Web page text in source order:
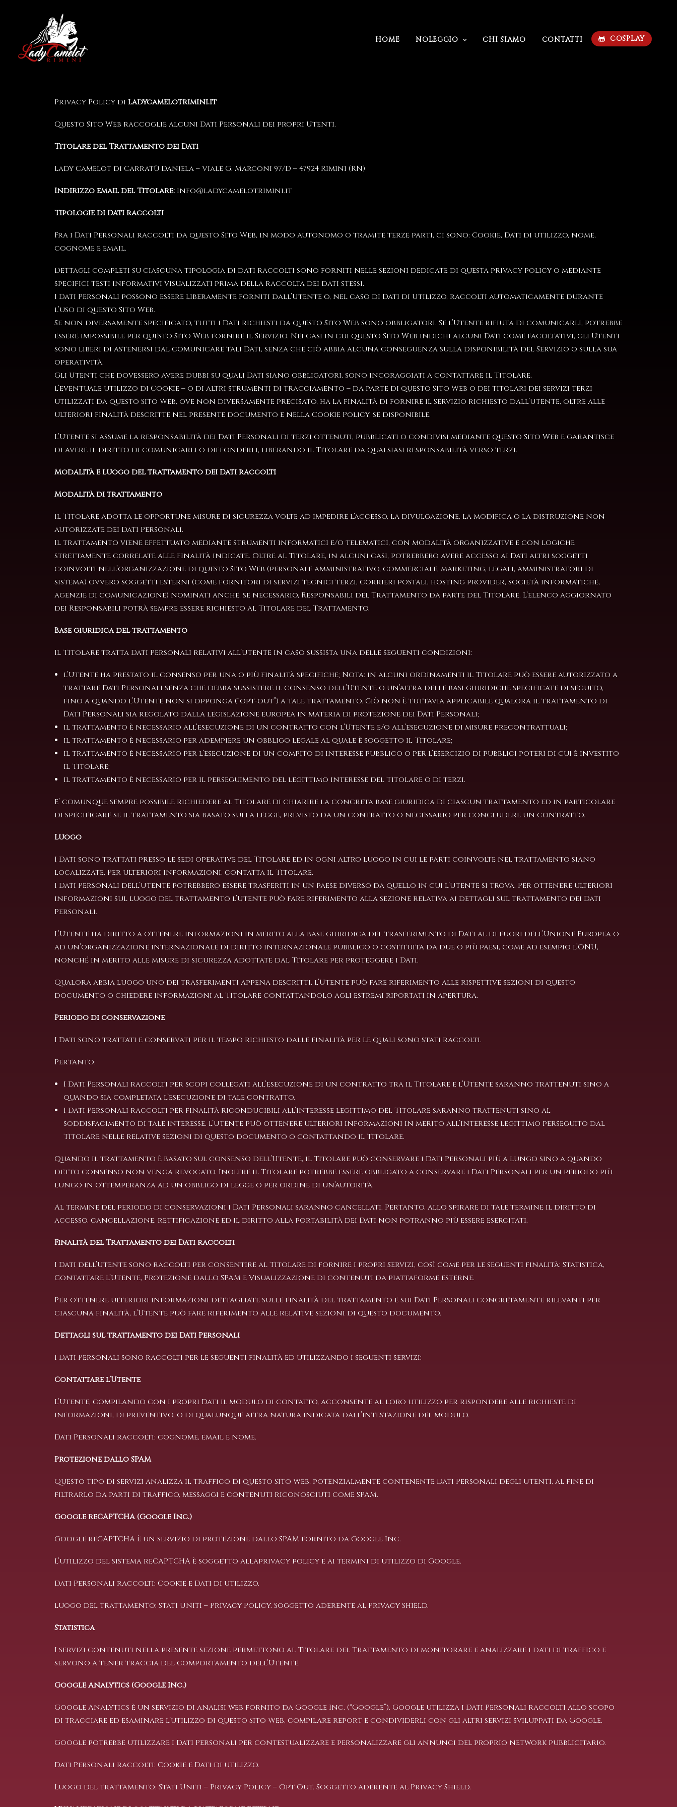
HOME NOLEGGIO CHI SIAMO CONTATTI COSPLAY
Privacy Policy di ladycamelotrimini.it
Questo Sito Web raccoglie alcuni Dati Personali dei propri Utenti.
Titolare del Trattamento dei Dati
Lady Camelot di Carratù Daniela – Viale G. Marconi 97/D – 47924 Rimini (RN)
Indirizzo email del Titolare: info@ladycamelotrimini.it
Tipologie di Dati raccolti
Fra i Dati Personali raccolti da questo Sito Web, in modo autonomo o tramite terze parti, ci sono: Cookie, Dati di utilizzo, nome,
cognome e email.
Dettagli completi su ciascuna tipologia di dati raccolti sono forniti nelle sezioni dedicate di questa privacy policy o mediante
specifici testi informativi visualizzati prima della raccolta dei dati stessi.
I Dati Personali possono essere liberamente forniti dall’Utente o, nel caso di Dati di Utilizzo, raccolti automaticamente durante
l’uso di questo Sito Web.
Se non diversamente specificato, tutti i Dati richiesti da questo Sito Web sono obbligatori. Se l’Utente rifiuta di comunicarli, potrebbe
essere impossibile per questo Sito Web fornire il Servizio. Nei casi in cui questo Sito Web indichi alcuni Dati come facoltativi, gli Utenti
sono liberi di astenersi dal comunicare tali Dati, senza che ciò abbia alcuna conseguenza sulla disponibilità del Servizio o sulla sua
operatività.
Gli Utenti che dovessero avere dubbi su quali Dati siano obbligatori, sono incoraggiati a contattare il Titolare.
L’eventuale utilizzo di Cookie – o di altri strumenti di tracciamento – da parte di questo Sito Web o dei titolari dei servizi terzi
utilizzati da questo Sito Web, ove non diversamente precisato, ha la finalità di fornire il Servizio richiesto dall’Utente, oltre alle
ulteriori finalità descritte nel presente documento e nella Cookie Policy, se disponibile.
L’Utente si assume la responsabilità dei Dati Personali di terzi ottenuti, pubblicati o condivisi mediante questo Sito Web e garantisce
di avere il diritto di comunicarli o diffonderli, liberando il Titolare da qualsiasi responsabilità verso terzi.
Modalità e luogo del trattamento dei Dati raccolti
Modalità di trattamento
Il Titolare adotta le opportune misure di sicurezza volte ad impedire l’accesso, la divulgazione, la modifica o la distruzione non
autorizzate dei Dati Personali.
Il trattamento viene effettuato mediante strumenti informatici e/o telematici, con modalità organizzative e con logiche
strettamente correlate alle finalità indicate. Oltre al Titolare, in alcuni casi, potrebbero avere accesso ai Dati altri soggetti
coinvolti nell’organizzazione di questo Sito Web (personale amministrativo, commerciale, marketing, legali, amministratori di
sistema) ovvero soggetti esterni (come fornitori di servizi tecnici terzi, corrieri postali, hosting provider, società informatiche,
agenzie di comunicazione) nominati anche, se necessario, Responsabili del Trattamento da parte del Titolare. L’elenco aggiornato
dei Responsabili potrà sempre essere richiesto al Titolare del Trattamento.
Base giuridica del trattamento
Il Titolare tratta Dati Personali relativi all’Utente in caso sussista una delle seguenti condizioni:
l’Utente ha prestato il consenso per una o più finalità specifiche; Nota: in alcuni ordinamenti il Titolare può essere autorizzato a
trattare Dati Personali senza che debba sussistere il consenso dell’Utente o un’altra delle basi giuridiche specificate di seguito,
fino a quando l’Utente non si opponga (“opt-out”) a tale trattamento. Ciò non è tuttavia applicabile qualora il trattamento di
Dati Personali sia regolato dalla legislazione europea in materia di protezione dei Dati Personali;
il trattamento è necessario all’esecuzione di un contratto con l’Utente e/o all’esecuzione di misure precontrattuali;
il trattamento è necessario per adempiere un obbligo legale al quale è soggetto il Titolare;
il trattamento è necessario per l’esecuzione di un compito di interesse pubblico o per l’esercizio di pubblici poteri di cui è investito
il Titolare;
il trattamento è necessario per il perseguimento del legittimo interesse del Titolare o di terzi.
E’ comunque sempre possibile richiedere al Titolare di chiarire la concreta base giuridica di ciascun trattamento ed in particolare
di specificare se il trattamento sia basato sulla legge, previsto da un contratto o necessario per concludere un contratto.
Luogo
I Dati sono trattati presso le sedi operative del Titolare ed in ogni altro luogo in cui le parti coinvolte nel trattamento siano
localizzate. Per ulteriori informazioni, contatta il Titolare.
I Dati Personali dell’Utente potrebbero essere trasferiti in un paese diverso da quello in cui l’Utente si trova. Per ottenere ulteriori
informazioni sul luogo del trattamento l’Utente può fare riferimento alla sezione relativa ai dettagli sul trattamento dei Dati
Personali.
L’Utente ha diritto a ottenere informazioni in merito alla base giuridica del trasferimento di Dati al di fuori dell’Unione Europea o
ad un’organizzazione internazionale di diritto internazionale pubblico o costituita da due o più paesi, come ad esempio l’ONU,
nonché in merito alle misure di sicurezza adottate dal Titolare per proteggere i Dati.
Qualora abbia luogo uno dei trasferimenti appena descritti, l’Utente può fare riferimento alle rispettive sezioni di questo
documento o chiedere informazioni al Titolare contattandolo agli estremi riportati in apertura.
Periodo di conservazione
I Dati sono trattati e conservati per il tempo richiesto dalle finalità per le quali sono stati raccolti.
Pertanto:
I Dati Personali raccolti per scopi collegati all’esecuzione di un contratto tra il Titolare e l’Utente saranno trattenuti sino a
quando sia completata l’esecuzione di tale contratto.
I Dati Personali raccolti per finalità riconducibili all’interesse legittimo del Titolare saranno trattenuti sino al
soddisfacimento di tale interesse. L’Utente può ottenere ulteriori informazioni in merito all’interesse legittimo perseguito dal
Titolare nelle relative sezioni di questo documento o contattando il Titolare.
Quando il trattamento è basato sul consenso dell’Utente, il Titolare può conservare i Dati Personali più a lungo sino a quando
detto consenso non venga revocato. Inoltre il Titolare potrebbe essere obbligato a conservare i Dati Personali per un periodo più
lungo in ottemperanza ad un obbligo di legge o per ordine di un’autorità.
Al termine del periodo di conservazioni i Dati Personali saranno cancellati. Pertanto, allo spirare di tale termine il diritto di
accesso, cancellazione, rettificazione ed il diritto alla portabilità dei Dati non potranno più essere esercitati.
Finalità del Trattamento dei Dati raccolti
I Dati dell’Utente sono raccolti per consentire al Titolare di fornire i propri Servizi, così come per le seguenti finalità: Statistica,
Contattare l’Utente, Protezione dallo SPAM e Visualizzazione di contenuti da piattaforme esterne.
Per ottenere ulteriori informazioni dettagliate sulle finalità del trattamento e sui Dati Personali concretamente rilevanti per
ciascuna finalità, l’Utente può fare riferimento alle relative sezioni di questo documento.
Dettagli sul trattamento dei Dati Personali
I Dati Personali sono raccolti per le seguenti finalità ed utilizzando i seguenti servizi:
Contattare l’Utente
L’Utente, compilando con i propri Dati il modulo di contatto, acconsente al loro utilizzo per rispondere alle richieste di
informazioni, di preventivo, o di qualunque altra natura indicata dall’intestazione del modulo.
Dati Personali raccolti: cognome, email e nome.
Protezione dallo SPAM
Questo tipo di servizi analizza il traffico di questo Sito Web, potenzialmente contenente Dati Personali degli Utenti, al fine di
filtrarlo da parti di traffico, messaggi e contenuti riconosciuti come SPAM.
Google reCAPTCHA (Google Inc.)
Google reCAPTCHA è un servizio di protezione dallo SPAM fornito da Google Inc.
L’utilizzo del sistema reCAPTCHA è soggetto allaprivacy policy e ai termini di utilizzo di Google.
Dati Personali raccolti: Cookie e Dati di utilizzo.
Luogo del trattamento: Stati Uniti – Privacy Policy. Soggetto aderente al Privacy Shield.
Statistica
I servizi contenuti nella presente sezione permettono al Titolare del Trattamento di monitorare e analizzare i dati di traffico e
servono a tener traccia del comportamento dell’Utente.
Google Analytics (Google Inc.)
Google Analytics è un servizio di analisi web fornito da Google Inc. (“Google”). Google utilizza i Dati Personali raccolti allo scopo
di tracciare ed esaminare l’utilizzo di questo Sito Web, compilare report e condividerli con gli altri servizi sviluppati da Google.
Google potrebbe utilizzare i Dati Personali per contestualizzare e personalizzare gli annunci del proprio network pubblicitario.
Dati Personali raccolti: Cookie e Dati di utilizzo.
Luogo del trattamento: Stati Uniti – Privacy Policy– Opt Out. Soggetto aderente al Privacy Shield.